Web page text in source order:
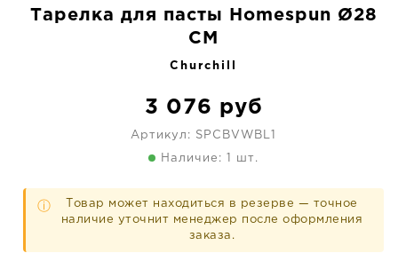
Тарелка для пасты Homespun Ø28
CM
Churchill
3 076 руб
Артикул: SPCBVWBL1
Наличие: 1 шт.
ⓘ
Товар может находиться в резерве — точное
наличие уточнит менеджер после оформления
заказа.